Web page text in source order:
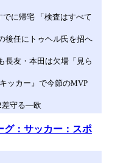
に帰宅 「検査はすべて
後任にトゥヘル氏を招へ
長友・本田は欠場「見ら
ッカー』で今節のMVP
差守る―欧
グ：サッカー：スポ